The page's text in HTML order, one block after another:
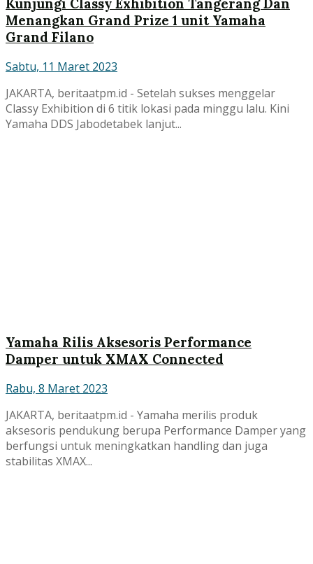
Kunjungi Classy Exhibition Tangerang Dan
Menangkan Grand Prize 1 unit Yamaha
Grand Filano
Sabtu, 11 Maret 2023
JAKARTA, beritaatpm.id - Setelah sukses menggelar
Classy Exhibition di 6 titik lokasi pada minggu lalu. Kini
Yamaha DDS Jabodetabek lanjut...
Yamaha Rilis Aksesoris Performance
Damper untuk XMAX Connected
Rabu, 8 Maret 2023
JAKARTA, beritaatpm.id - Yamaha merilis produk
aksesoris pendukung berupa Performance Damper yang
berfungsi untuk meningkatkan handling dan juga
stabilitas XMAX...